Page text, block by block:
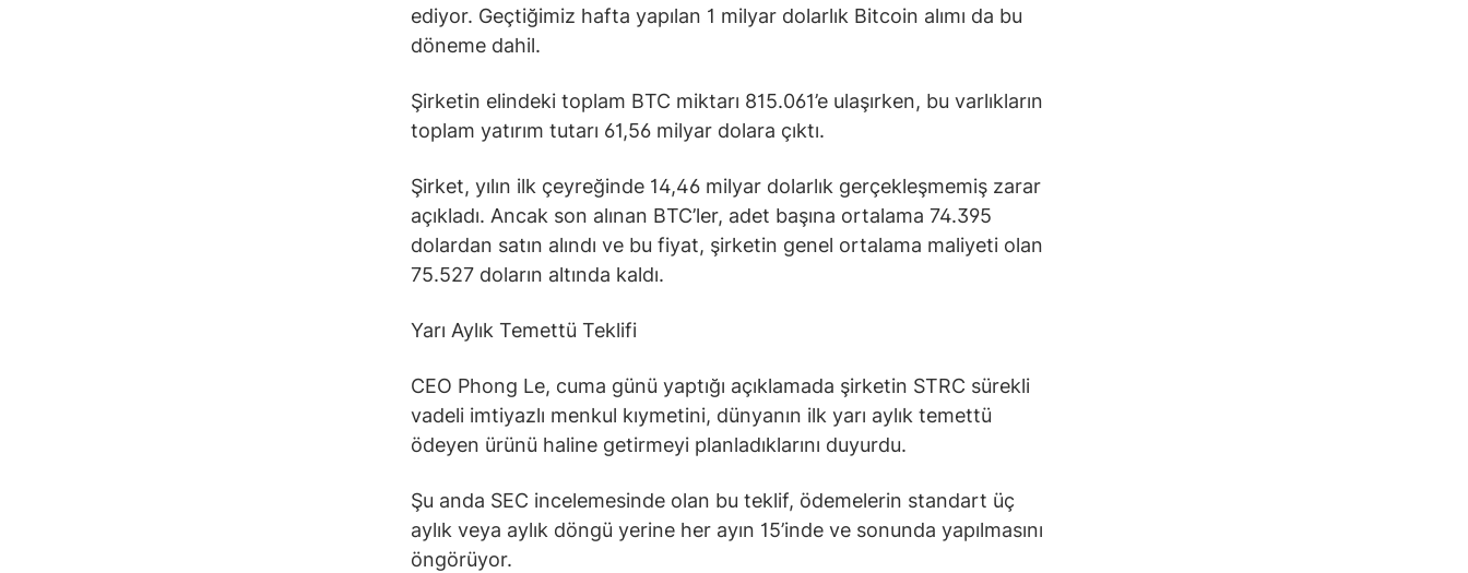
ediyor. Geçtiğimiz hafta yapılan 1 milyar dolarlık Bitcoin alımı da bu
döneme dahil.
Şirketin elindeki toplam BTC miktarı 815.061’e ulaşırken, bu varlıkların
toplam yatırım tutarı 61,56 milyar dolara çıktı.
Şirket, yılın ilk çeyreğinde 14,46 milyar dolarlık gerçekleşmemiş zarar
açıkladı. Ancak son alınan BTC’ler, adet başına ortalama 74.395
dolardan satın alındı ve bu fiyat, şirketin genel ortalama maliyeti olan
75.527 doların altında kaldı.
Yarı Aylık Temettü Teklifi
CEO Phong Le, cuma günü yaptığı açıklamada şirketin STRC sürekli
vadeli imtiyazlı menkul kıymetini, dünyanın ilk yarı aylık temettü
ödeyen ürünü haline getirmeyi planladıklarını duyurdu.
Şu anda SEC incelemesinde olan bu teklif, ödemelerin standart üç
aylık veya aylık döngü yerine her ayın 15’inde ve sonunda yapılmasını
öngörüyor.